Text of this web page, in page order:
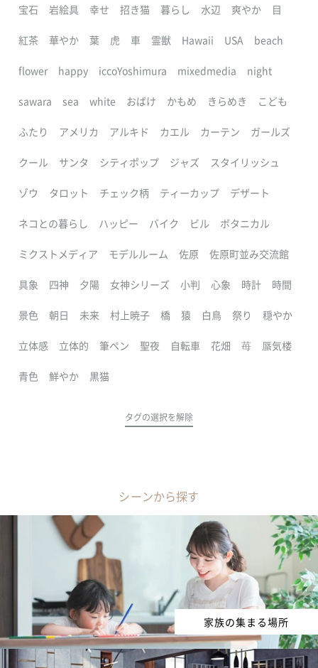
宝石 岩絵具 幸せ 招き猫 暮らし 水辺 爽やか 目
紅茶 華やか 葉 虎 車 霊獣 Hawaii USA beach
flower happy iccoYoshimura mixedmedia night
sawara sea white おばけ かもめ きらめき こども
ふたり アメリカ アルキド カエル カーテン ガールズ
クール サンタ シティポップ ジャズ スタイリッシュ
ゾウ タロット チェック柄 ティーカップ デザート
ネコとの暮らし ハッピー バイク ビル ボタニカル
ミクストメディア モデルルーム 佐原 佐原町並み交流館
具象 四神 夕陽 女神シリーズ 小判 心象 時計 時間
景色 朝日 未来 村上暁子 橋 猿 白鳥 祭り 穏やか
立体感 立体的 筆ペン 聖夜 自転車 花畑 苺 蜃気楼
青色 鮮やか 黒猫
タグの選択を解除
シーンから探す
家族の集まる場所